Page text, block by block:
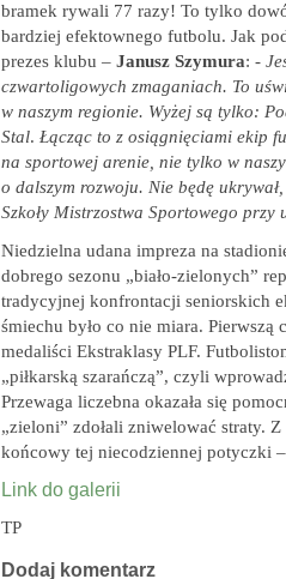
bramek rywali 77 razy! To tylko
bardziej efektownego futbolu. Jak
prezes klubu – Janusz Szymura: -
czwartoligowych zmaganiach. To
w naszym regionie. Wyżej są tylko:
Stal. Łącząc to z osiągnięciami ekip
na sportowej arenie, nie tylko w
o dalszym rozwoju. Nie będę
Szkoły Mistrzostwa Sportowego
Niedzielna udana impreza na
dobrego sezonu „biało-zielonych”
tradycyjnej konfrontacji seniorskich
śmiechu było co nie miara.
medaliści Ekstraklasy PLF.
„piłkarską szarańczą”, czyli
Przewaga liczebna okazała się
„zieloni” zdołali zniwelować straty.
końcowy tej niecodziennej potyczki
Link do galerii
TP
Dodaj komentarz